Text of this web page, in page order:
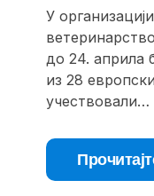
У
до 24. априла
из 28
учествовали…